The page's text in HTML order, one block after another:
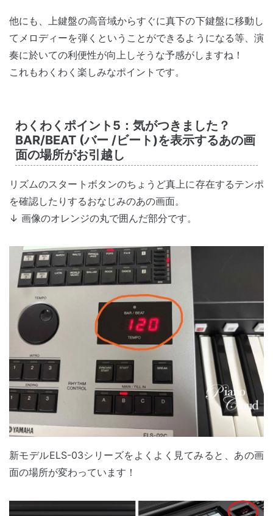
他にも、上鍵盤の高音域からすぐに真下の下鍵盤に移動し
てメロディーを弾くということができるようになる等、演
奏に於いての利便性が向上しそうな予感がしますね！
これもわくわく楽しみなポイントです。
わくわくポイント5：気がつきました？
BAR/BEAT (バー /ビート)を表示するあの画
面の場所がお引越し
リズムのスタートボタンのちょうど真上に存在するテンポ
を確認したりするおなじみのあの画面。
↓ 画像のオレンジの丸で囲んだ部分です。
新モデルELS-03シリーズをよくよく見てみると、あの画
面の場所が変わっています！